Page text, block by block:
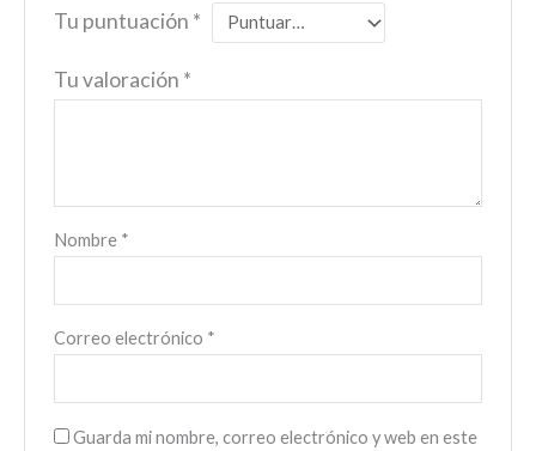
Tu puntuación *
Tu valoración *
Nombre *
Correo electrónico *
Guarda mi nombre, correo electrónico y web en este